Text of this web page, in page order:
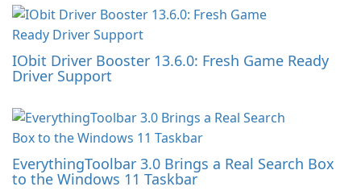
IObit Driver Booster 13.6.0: Fresh Game Ready
Driver Support
EverythingToolbar 3.0 Brings a Real Search Box
to the Windows 11 Taskbar